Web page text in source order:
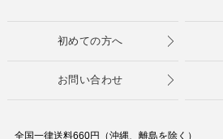
初めての方へ
お問い合わせ
全国一律送料660円（沖縄、離島を除く）